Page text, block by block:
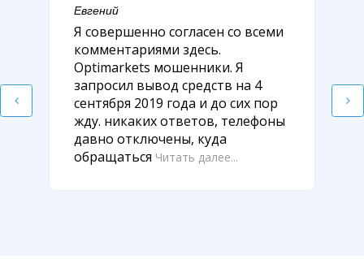
Евгений
Я совершенно согласен со всеми
комментариями здесь.
Optimarkets мошенники. Я
запросил вывод средств на 4
сентября 2019 года и до сих пор
жду. никаких ответов, телефоны
давно отключены, куда
обращаться Читать далее...